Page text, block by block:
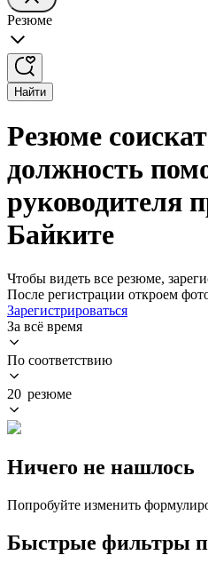
Резюме
Найти
Резюме
должность
руководителя
Байките
Чтобы видеть все резюме,
После регистрации откроем
Зарегистрироваться
За всё время
По соответствию
20 резюме
Ничего не нашлось
Попробуйте изменить
Быстрые фильтры